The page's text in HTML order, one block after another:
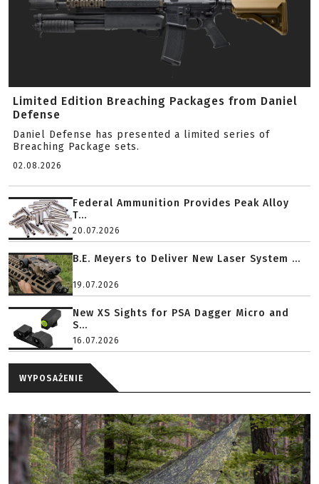
Limited Edition Breaching Packages from Daniel
Defense
Daniel Defense has presented a limited series of
Breaching Package sets.
02.08.2026
Federal Ammunition Provides Peak Alloy
T...
20.07.2026
B.E. Meyers to Deliver New Laser System ...
19.07.2026
New XS Sights for PSA Dagger Micro and
S...
16.07.2026
WYPOSAŻENIE